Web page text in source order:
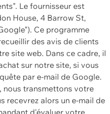
Le fournisseur est
House, 4 Barrow St,
Ce programme
des avis de clients
site web. Dans ce cadre, il
sur notre site, si vous
par e-mail de Google.
nous transmettons votre
recevrez alors un e-mail de